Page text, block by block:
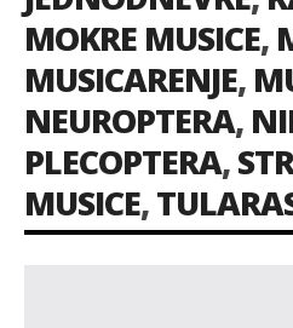
MOKRE MUSICE,
MUSICARENJE,
NEUROPTERA,
PLECOPTERA,
MUSICE,